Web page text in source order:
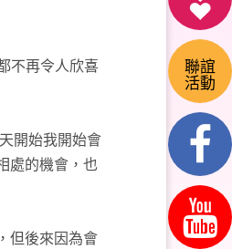
聯誼
活動
不再令人欣喜
開始我開始會
處的機會，也
但後來因為會